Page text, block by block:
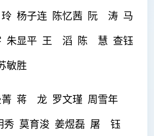
杨子连 陈忆茜 阮 涛 马
朱显平 王 滔 陈 慧 查钰
敏胜
蒋 龙 罗文瑾 周雪年
莫育浚 姜煜磊 屠 钰